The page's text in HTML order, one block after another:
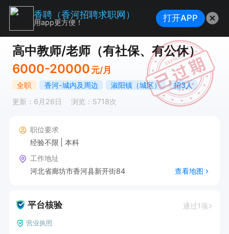
高中教师/老师（有社保、有公休）
6000-20000 元/月
全职 香河-城内及周边 淑阳镇（城区）
招3人
更新：6月26日
浏览：5718次
职位要求
经验不限
本科
工作地址
河北省廊坊市香河县新开街84
查看地图
平台核验 通过1项
营业执照
香聘（香河招聘求职网）
用app更方便！ 打开APP